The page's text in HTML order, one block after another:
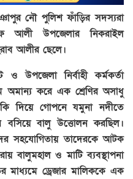
নৌ পুলিশ ফাঁড়ির সদস্যরা
আলী উপজেলার নিকরাইল
আলীর ছেলে।
ও উপজেলা নির্বাহী কর্মকর্তা
অমান্য করে এক শ্রেণির অসাধু
দিয়ে গোপনে যমুনা নদীতে
বালু উত্তোলন করছিল।
সহযোগিতায় তাদেরকে আটক
বালুমহাল ও মাটি ব্যবস্থাপনা
মাধ্যমে ড্রেজার মালিককে এক